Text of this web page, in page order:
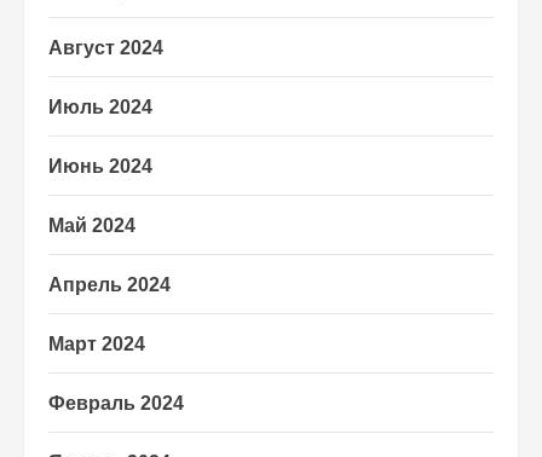
Август 2024
Июль 2024
Июнь 2024
Май 2024
Апрель 2024
Март 2024
Февраль 2024